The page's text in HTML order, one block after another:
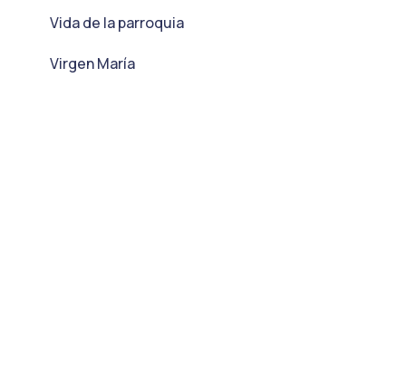
Vida de la parroquia
Virgen María